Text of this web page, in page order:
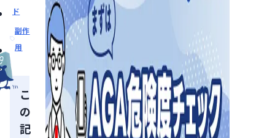
ド
副作
用
こ
の
記